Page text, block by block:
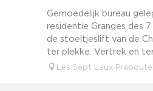
Gemoedelijk bureau
residentie Granges des
de stoeltjeslift van de
ter plekke. Vertrek en
Les Sept Laux Prapoutel